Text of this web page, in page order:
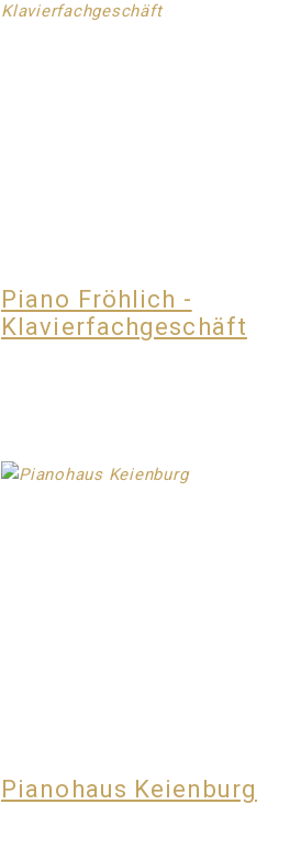
Piano Fröhlich -
Klavierfachgeschäft
Pianohaus Keienburg